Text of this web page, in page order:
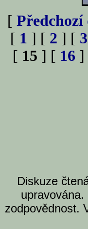
[ Předchozí
[ 1 ] [ 2 ] [ 3
[ 15 ] [ 16 ]
Diskuze
zodpovědnost.